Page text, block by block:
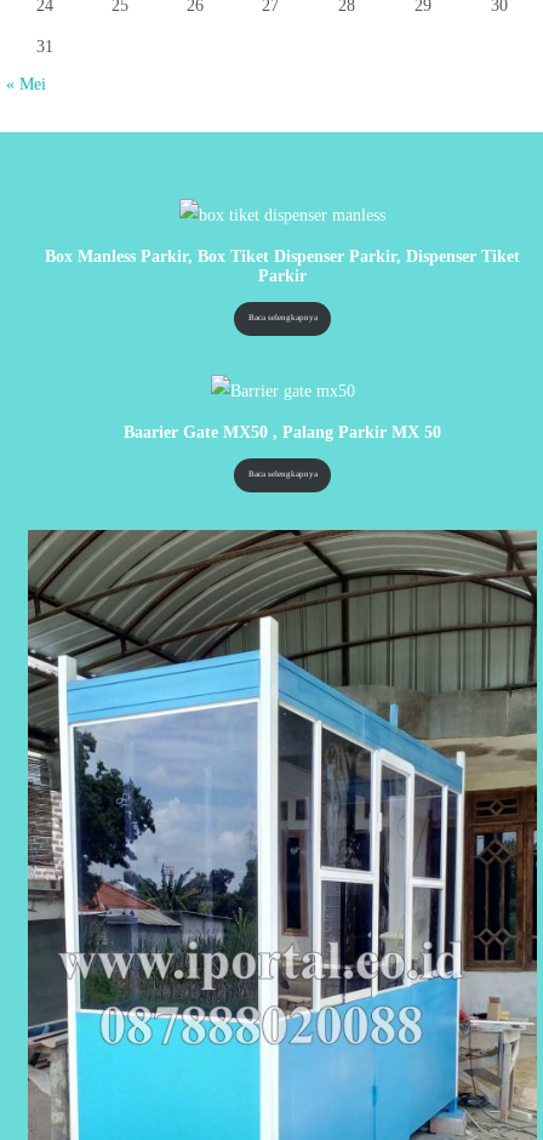
24 25 26 27 28 29 30
31
« Mei
Box Manless Parkir, Box Tiket Dispenser Parkir, Dispenser Tiket
Parkir
Baca selengkapnya
Baarier Gate MX50 , Palang Parkir MX 50
Baca selengkapnya